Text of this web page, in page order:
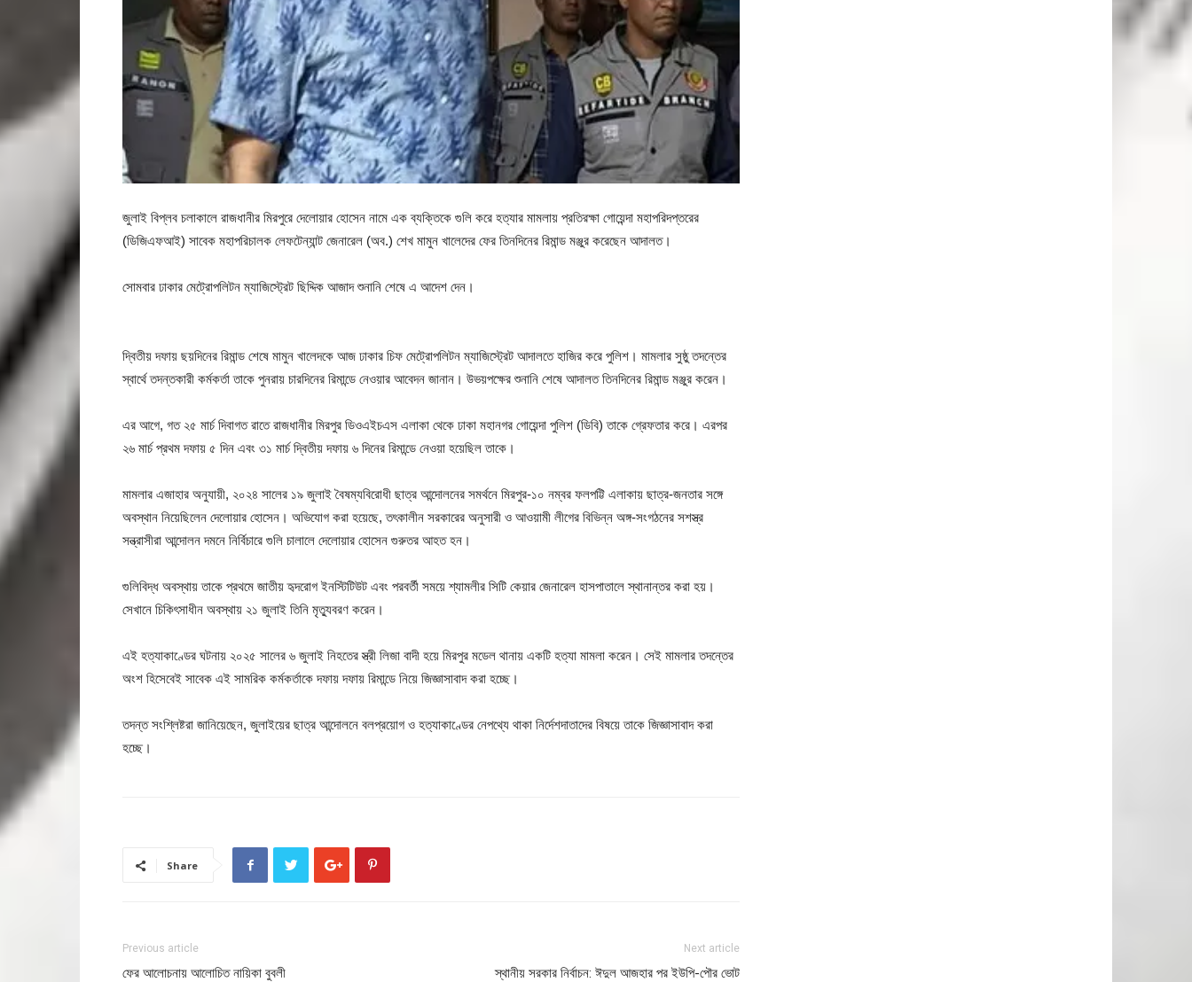
জুলাই বিপ্লব চলাকালে রাজধানীর মিরপুরে দেলোয়ার হোসেন নামে এক ব্যক্তিকে গুলি করে হত্যার মামলায় প্রতিরক্ষা গোয়েন্দা মহাপরিদপ্তরের
(ডিজিএফআই) সাবেক মহাপরিচালক লেফটেন্যান্ট জেনারেল (অব.) শেখ মামুন খালেদের ফের তিনদিনের রিমান্ড মঞ্জুর করেছেন আদালত।
সোমবার ঢাকার মেট্রোপলিটন ম্যাজিস্ট্রেট ছিদ্দিক আজাদ শুনানি শেষে এ আদেশ দেন।
দ্বিতীয় দফায় ছয়দিনের রিমান্ড শেষে মামুন খালেদকে আজ ঢাকার চিফ মেট্রোপলিটন ম্যাজিস্ট্রেট আদালতে হাজির করে পুলিশ। মামলার সুষ্ঠু তদন্তের
স্বার্থে তদন্তকারী কর্মকর্তা তাকে পুনরায় চারদিনের রিমান্ডে নেওয়ার আবেদন জানান। উভয়পক্ষের শুনানি শেষে আদালত তিনদিনের রিমান্ড মঞ্জুর করেন।
এর আগে, গত ২৫ মার্চ দিবাগত রাতে রাজধানীর মিরপুর ডিওএইচএস এলাকা থেকে ঢাকা মহানগর গোয়েন্দা পুলিশ (ডিবি) তাকে গ্রেফতার করে। এরপর
২৬ মার্চ প্রথম দফায় ৫ দিন এবং ৩১ মার্চ দ্বিতীয় দফায় ৬ দিনের রিমান্ডে নেওয়া হয়েছিল তাকে।
মামলার এজাহার অনুযায়ী, ২০২৪ সালের ১৯ জুলাই বৈষম্যবিরোধী ছাত্র আন্দোলনের সমর্থনে মিরপুর-১০ নম্বর ফলপট্টি এলাকায় ছাত্র-জনতার সঙ্গে
অবস্থান নিয়েছিলেন দেলোয়ার হোসেন। অভিযোগ করা হয়েছে, তৎকালীন সরকারের অনুসারী ও আওয়ামী লীগের বিভিন্ন অঙ্গ-সংগঠনের সশস্ত্র
সন্ত্রাসীরা আন্দোলন দমনে নির্বিচারে গুলি চালালে দেলোয়ার হোসেন গুরুতর আহত হন।
গুলিবিদ্ধ অবস্থায় তাকে প্রথমে জাতীয় হৃদরোগ ইনস্টিটিউট এবং পরবর্তী সময়ে শ্যামলীর সিটি কেয়ার জেনারেল হাসপাতালে স্থানান্তর করা হয়।
সেখানে চিকিৎসাধীন অবস্থায় ২১ জুলাই তিনি মৃত্যুবরণ করেন।
এই হত্যাকাণ্ডের ঘটনায় ২০২৫ সালের ৬ জুলাই নিহতের স্ত্রী লিজা বাদী হয়ে মিরপুর মডেল থানায় একটি হত্যা মামলা করেন। সেই মামলার তদন্তের
অংশ হিসেবেই সাবেক এই সামরিক কর্মকর্তাকে দফায় দফায় রিমান্ডে নিয়ে জিজ্ঞাসাবাদ করা হচ্ছে।
তদন্ত সংশ্লিষ্টরা জানিয়েছেন, জুলাইয়ের ছাত্র আন্দোলনে বলপ্রয়োগ ও হত্যাকাণ্ডের নেপথ্যে থাকা নির্দেশদাতাদের বিষয়ে তাকে জিজ্ঞাসাবাদ করা
হচ্ছে।
Share
Previous article
ফের আলোচনায় আলোচিত নায়িকা বুবলী
Next article
স্থানীয় সরকার নির্বাচন: ঈদুল আজহার পর ইউপি-পৌর ভোট